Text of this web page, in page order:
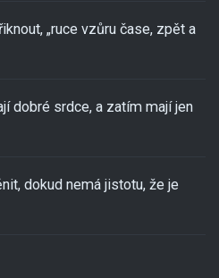
„ruce vzůru čase, zpět a
dobré srdce, a zatím mají jen
dokud nemá jistotu, že je